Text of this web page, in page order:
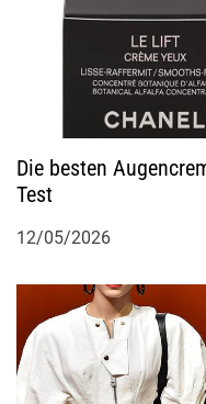
Die besten
Test
12/05/2026